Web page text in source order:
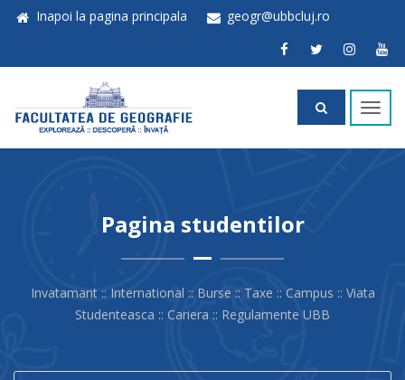
Inapoi la pagina principala geogr@ubbcluj.ro
Pagina studentilor
Invatamant :: International :: Burse :: Taxe :: Campus :: Viata
Studenteasca :: Cariera :: Regulamente UBB